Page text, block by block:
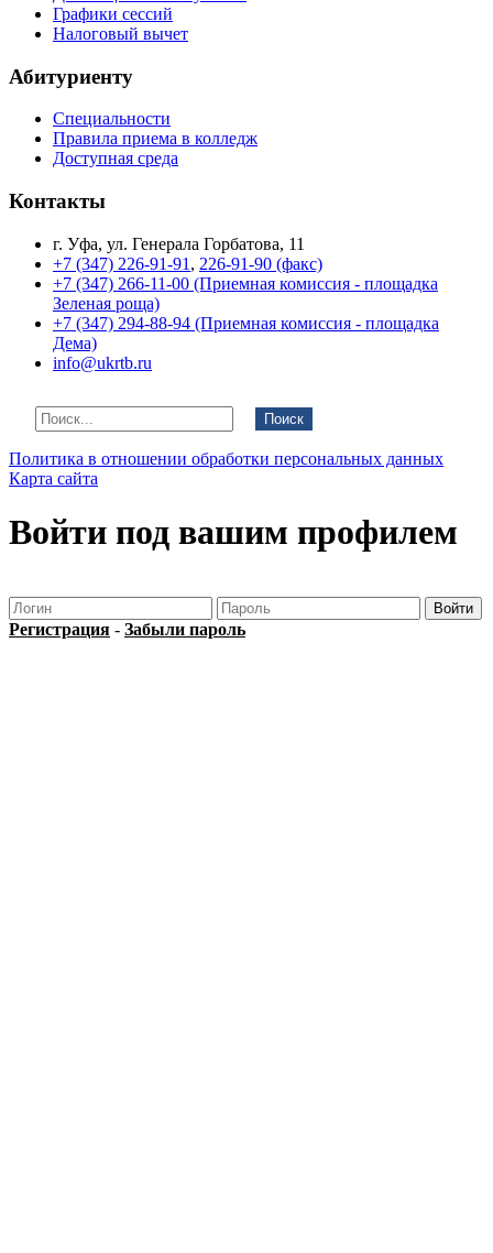
Графики сессий
Налоговый вычет
Абитуриенту
Специальности
Правила приема в колледж
Доступная среда
Контакты
г. Уфа, ул. Генерала Горбатова, 11
+7 (347) 226-91-91 , 226-91-90 (факс)
+7 (347) 266-11-00 (Приемная комиссия - площадка
Зеленая роща)
+7 (347) 294-88-94 (Приемная комиссия - площадка
Дема)
info@ukrtb.ru
Поиск
Политика в отношении обработки персональных данных
Карта сайта
Войти под вашим профилем
Регистрация - Забыли пароль